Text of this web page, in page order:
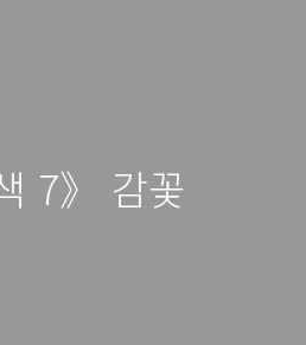
7》 감꽃